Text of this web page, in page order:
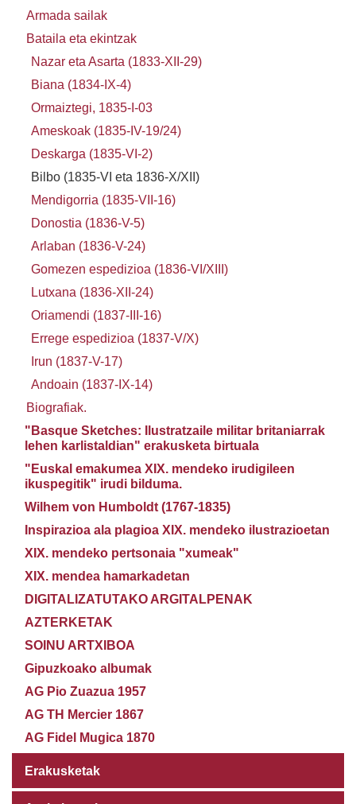
Armada sailak
Bataila eta ekintzak
Nazar eta Asarta (1833-XII-29)
Biana (1834-IX-4)
Ormaiztegi, 1835-I-03
Ameskoak (1835-IV-19/24)
Deskarga (1835-VI-2)
Bilbo (1835-VI eta 1836-X/XII)
Mendigorria (1835-VII-16)
Donostia (1836-V-5)
Arlaban (1836-V-24)
Gomezen espedizioa (1836-VI/XIII)
Lutxana (1836-XII-24)
Oriamendi (1837-III-16)
Errege espedizioa (1837-V/X)
Irun (1837-V-17)
Andoain (1837-IX-14)
Biografiak.
"Basque Sketches: Ilustratzaile militar britaniarrak
lehen karlistaldian" erakusketa birtuala
"Euskal emakumea XIX. mendeko irudigileen
ikuspegitik" irudi bilduma.
Wilhem von Humboldt (1767-1835)
Inspirazioa ala plagioa XIX. mendeko ilustrazioetan
XIX. mendeko pertsonaia "xumeak"
XIX. mendea hamarkadetan
DIGITALIZATUTAKO ARGITALPENAK
AZTERKETAK
SOINU ARTXIBOA
Gipuzkoako albumak
AG Pio Zuazua 1957
AG TH Mercier 1867
AG Fidel Mugica 1870
Erakusketak